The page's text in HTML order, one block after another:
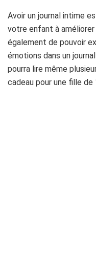
Avoir un journal intime
votre enfant à
également de pouvoir
émotions dans un
pourra lire même
cadeau pour une fille de